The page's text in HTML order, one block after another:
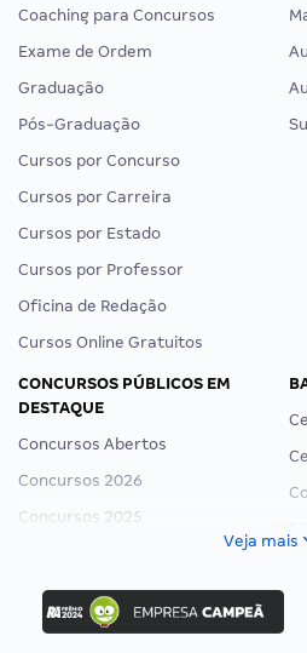
Coaching para Concursos
Exame de Ordem
Graduação
Pós-Graduação
Cursos por Concurso
Cursos por Carreira
Cursos por Estado
Cursos por Professor
Oficina de Redação
Cursos Online Gratuitos
CONCURSOS PÚBLICOS EM
DESTAQUE
Concursos Abertos
Concursos 2026
Concursos 2025
Concurso Ibama
Concurso MPU
Veja mais